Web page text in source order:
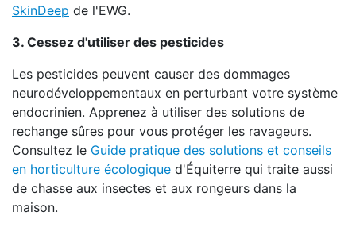
SkinDeep de l'EWG.
3. Cessez d'utiliser des pesticides
Les pesticides peuvent causer des dommages
neurodéveloppementaux en perturbant votre système
endocrinien. Apprenez à utiliser des solutions de
rechange sûres pour vous protéger les ravageurs.
Consultez le Guide pratique des solutions et conseils
en horticulture écologique d'Équiterre qui traite aussi
de chasse aux insectes et aux rongeurs dans la
maison.